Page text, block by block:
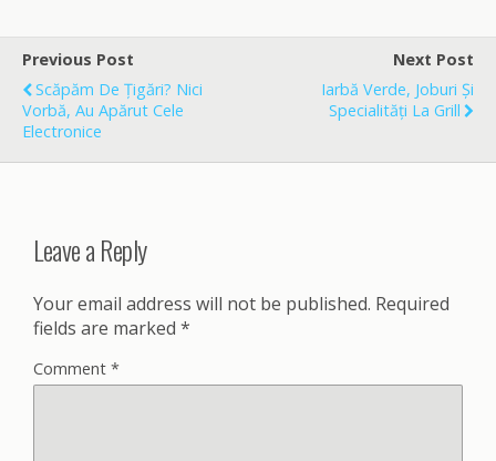
b
o
o
k
l
e
Previous Post
Scăpăm De Țigări? Nici
Vorbă, Au Apărut Cele
Electronice
Next Post
Iarbă Verde, Joburi Și
Specialități La Grill
Leave a Reply
Your email address will not be published. Required
fields are marked *
Comment *